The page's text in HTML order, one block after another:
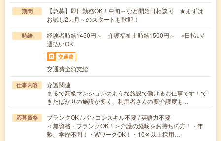
期間
【急募】即日勤務OK！中旬～など開始日相談可 ★まずは
お試し2カ月～のスタートも歓迎！
時給
経験者時給1450円～ 介護福祉士時給1500円～ ※日払い/
週払いOK
交通費
交通費全額支給
仕事内容
介護関連
まるで高級マンションのような施設で働けるお仕事です！で
きたばかりの施設が多く、利用者さんの要介護度も…
応募資格
ブランクOK / パソコンスキル不要 / 英語力不要
＜無資格・ブランクOK！＞介護の経験をお持ちの方！・年
齢、学歴不問！・WワークOK！・10名以上採用…